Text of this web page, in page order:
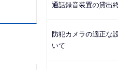
通話録音装置の貸出
防犯カメラの適正な
いて